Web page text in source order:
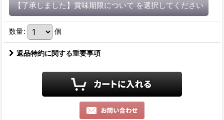
【了承しました】賞味期限について を選択してください
数量: 個
返品特約に関する重要事項